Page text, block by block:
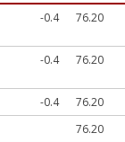
-0.4 76.20
-0.4 76.20
-0.4
76.20
76.20